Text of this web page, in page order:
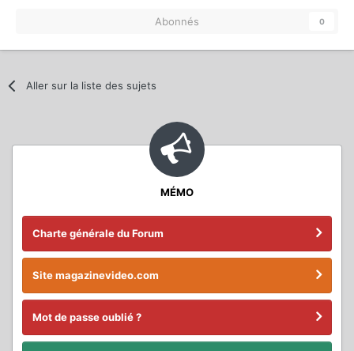
Abonnés 0
Aller sur la liste des sujets
MÉMO
Charte générale du Forum
Site magazinevideo.com
Mot de passe oublié ?